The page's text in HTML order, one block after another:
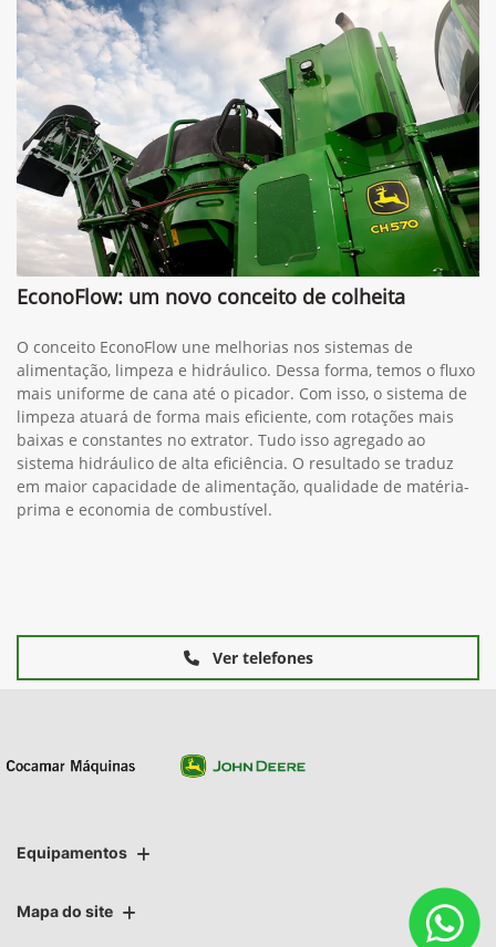
EconoFlow: um novo conceito de colheita
O conceito EconoFlow une melhorias nos sistemas de
alimentação, limpeza e hidráulico. Dessa forma, temos o fluxo
mais uniforme de cana até o picador. Com isso, o sistema de
limpeza atuará de forma mais eficiente, com rotações mais
baixas e constantes no extrator. Tudo isso agregado ao
sistema hidráulico de alta eficiência. O resultado se traduz
em maior capacidade de alimentação, qualidade de matéria-
prima e economia de combustível.
Ver telefones
Equipamentos
Mapa do site